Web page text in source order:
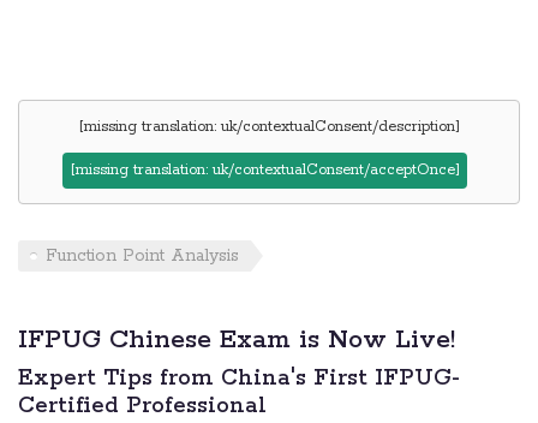
[missing translation: uk/contextualConsent/description]
[missing translation: uk/contextualConsent/acceptOnce]
Function Point Analysis
IFPUG Chinese Exam is Now Live!
Expert Tips from China's First IFPUG-
Certified Professional